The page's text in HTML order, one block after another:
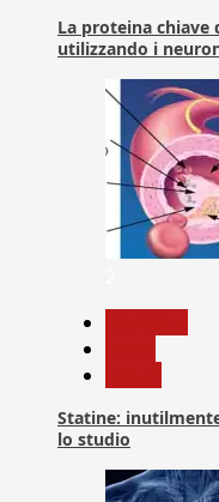
La proteina chiave
utilizzando i
Statine:
lo studio